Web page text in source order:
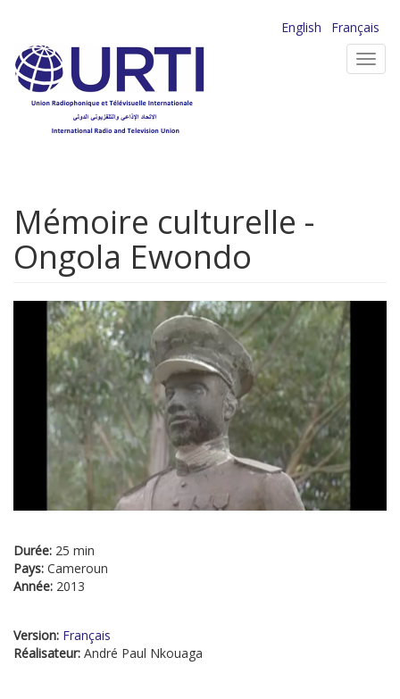
contenu
principal
English
Français
Mémoire culturelle -
Ongola Ewondo
Durée: 25 min
Pays: Cameroun
Année: 2013
Version: Français
Réalisateur: André Paul Nkouaga